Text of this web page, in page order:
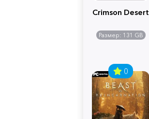
Crimson Desert
Размер: 131 GB
0